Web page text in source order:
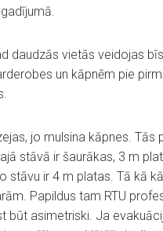
daudzās vietās veidojas
un kāpnēm pie
jo mulsina kāpnes. Tās
stāvā ir šaurākas, 3 m
stāvu ir 4 m platas. Tā kā
Papildus tam RTU
būt asimetriski. Ja